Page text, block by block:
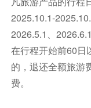
路，形成一
小蓝企鹅是
天早上，小
工作一天后
返回沙丘上
2025.10.1-
2026.5.1、
在行程开始前60日
的，退还全额旅游
费。